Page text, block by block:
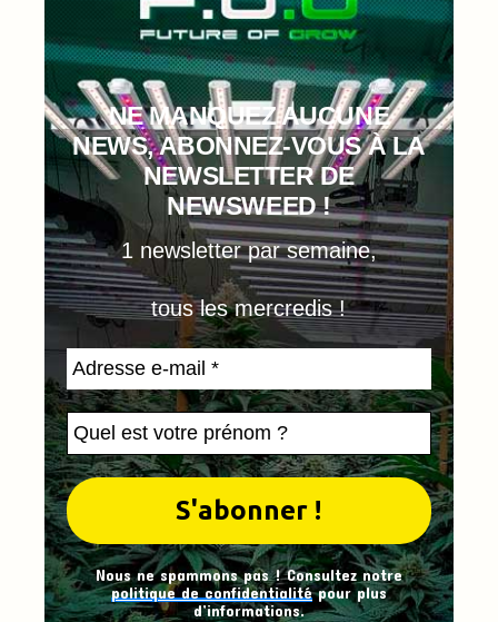
NE MANQUEZ AUCUNE
NEWS, ABONNEZ-VOUS À LA
NEWSLETTER DE
NEWSWEED !
1 newsletter par semaine,
tous les mercredis !
Nous ne spammons pas ! Consultez notre
politique de confidentialitépour plus
d’informations.